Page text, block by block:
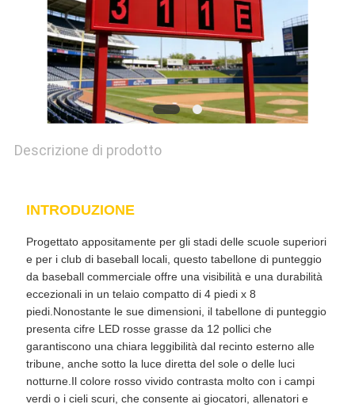
Descrizione di prodotto
INTRODUZIONE
Progettato appositamente per gli stadi delle scuole superiori
e per i club di baseball locali, questo tabellone di punteggio
da baseball commerciale offre una visibilità e una durabilità
eccezionali in un telaio compatto di 4 piedi x 8
piedi.Nonostante le sue dimensioni, il tabellone di punteggio
presenta cifre LED rosse grasse da 12 pollici che
garantiscono una chiara leggibilità dal recinto esterno alle
tribune, anche sotto la luce diretta del sole o delle luci
notturne.Il colore rosso vivido contrasta molto con i campi
verdi o i cieli scuri, che consente ai giocatori, allenatori e